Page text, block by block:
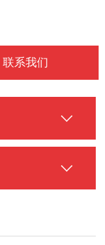
联系我们